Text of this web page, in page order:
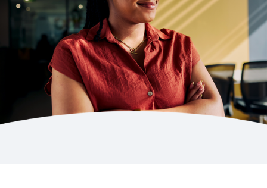
PÁGINA WEB
Se anuncia Workday Illuminate™: la nueva
generación de IA de Workday
AI Agents in Enterprise: How Will They Change the
Way We Work?